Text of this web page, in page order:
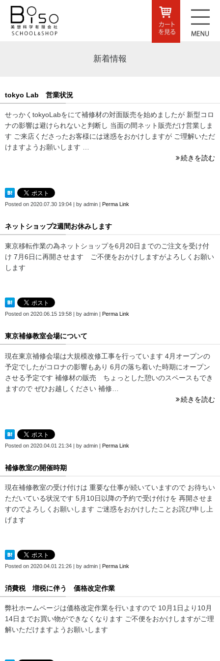
新着情報
tokyo Lab 営業状況
せっかくtokyoLabをにて補修材の対面販売を始めましたが 新型コロ
ナの影響は避けられないと判断し 当面の間ネット販売だけ営業しま
す ご来店くださったお客様には迷惑をおかけしますが ご理解いただ
けますようお願いします …
続きを読む
Posted on 2020.07.30 19:04 | by admin | Perma Link
ネットショップ2週間お休みします
東京移転作業の為ネットショップを6月20日までのご注文を受け付
け 7月6日に再開させます ご不便をおかけしますがよろしくお願い
します
Posted on 2020.06.15 19:58 by admin Perma Link
東京補修教室会場について
現在東京補修会場は大規模改修工事を行っています 4月オープンの
予定でしたがコロナの影響もあり 6月の落ち着いた時期にオープン
させる予定です 補修材の販売 ちょっとした憩いのスペースもでき
ますので ぜひお越しください 補修…
続きを読む
Posted on 2020.04.01 21:34 | by admin | Perma Link
補修教室の開催時期
現在補修教室の受け付けは 重要な仕事が続いていますので お待ちい
ただいている状況です 5月10日以降の予約で受け付けを 再開させま
すのでよろしくお願いします ご迷惑をおかけしたことお詫び申し上
げます
Posted on 2020.04.01 21:26 | by admin | Perma Link
消費税 増税に伴う 価格改定作業
弊社ホームページは価格改定作業を行いますので 10月1日より10月
14日までお買い物ができなくなります ご不便をおかけしますがご理
解いただけますようお願いします